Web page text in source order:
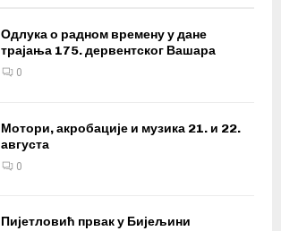
Одлука о радном времену у дане
трајања 175. дервентског Вашара
0
Мотори, акробације и музика 21. и 22.
августа
0
Пијетловић првак у Бијељини